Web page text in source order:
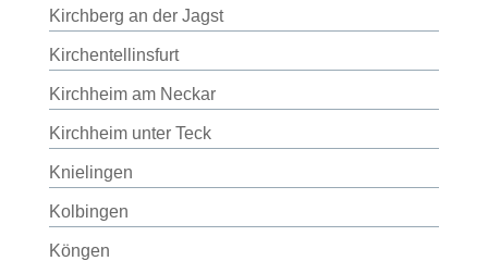
Kirchberg an der Jagst
Kirchentellinsfurt
Kirchheim am Neckar
Kirchheim unter Teck
Knielingen
Kolbingen
Köngen